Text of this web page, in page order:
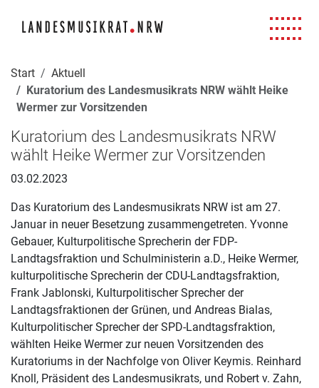
Start
Aktuell
Kuratorium des Landesmusikrats NRW wählt Heike
Wermer zur Vorsitzenden
Kuratorium des Landesmusikrats NRW
wählt Heike Wermer zur Vorsitzenden
03.02.2023
Das Kuratorium des Landesmusikrats NRW ist am 27.
Januar in neuer Besetzung zusammengetreten. Yvonne
Gebauer, Kulturpolitische Sprecherin der FDP-
Landtagsfraktion und Schulministerin a.D., Heike Wermer,
kulturpolitische Sprecherin der CDU-Landtagsfraktion,
Frank Jablonski, Kulturpolitischer Sprecher der
Landtagsfraktionen der Grünen, und Andreas Bialas,
Kulturpolitischer Sprecher der SPD-Landtagsfraktion,
wählten Heike Wermer zur neuen Vorsitzenden des
Kuratoriums in der Nachfolge von Oliver Keymis. Reinhard
Knoll, Präsident des Landesmusikrats, und Robert v. Zahn,